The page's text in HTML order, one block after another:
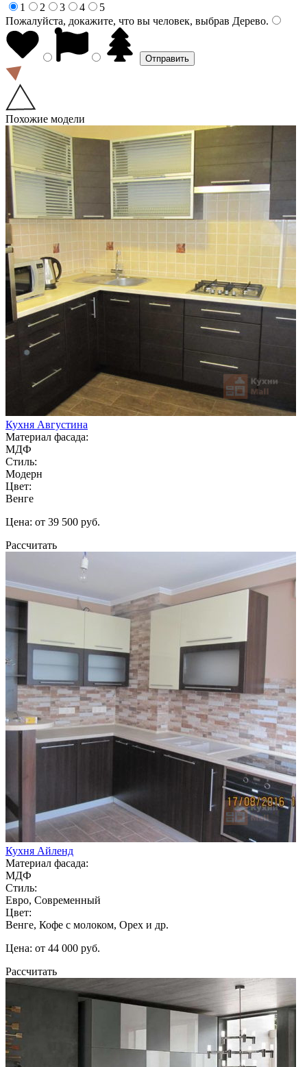
1
2 3 4
5
Пожалуйста, докажите, что вы человек, выбрав Дерево.
Похожие модели
Кухня Августина
Материал фасада:
МДФ
Стиль:
Модерн
Цвет:
Венге
Цена: от 39 500 руб.
Рассчитать
Кухня Айленд
Материал фасада:
МДФ
Стиль:
Евро, Современный
Цвет:
Венге, Кофе с молоком, Орех и др.
Цена: от 44 000 руб.
Рассчитать